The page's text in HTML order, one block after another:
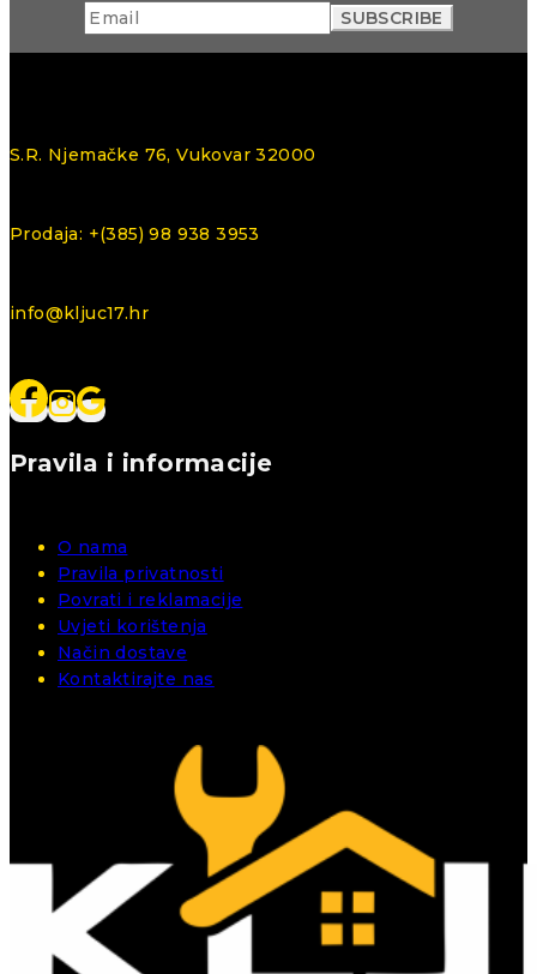
S.R. Njemačke 76, Vukovar 32000
Prodaja: +(385) 98 938 3953
info@kljuc17.hr
Pravila i informacije
O nama
Pravila privatnosti
Povrati i reklamacije
Uvjeti korištenja
Način dostave
Kontaktirajte nas